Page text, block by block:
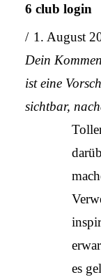
6 club login
1. August
Dein
ist eine
sichtbar,
es